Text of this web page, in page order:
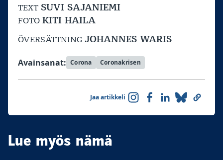
TEXT SUVI SAJANIEMI
FOTO KITI HAILA
ÖVERSÄTTNING JOHANNES WARIS
Avainsanat: Corona Coronakrisen
Jaa artikkeli
Lue myös nämä